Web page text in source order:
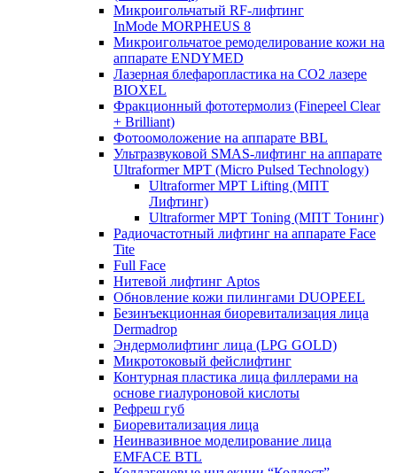
Микроигольчатый RF-лифтинг
InMode MORPHEUS 8
Микроигольчатое ремоделирование кожи на
аппарате ENDYMED
Лазерная блефаропластика на CO2 лазере
BIOXEL
Фракционный фототермолиз (Finepeel Clear
+ Brilliant)
Фотоомоложение на аппарате BBL
Ультразвуковой SMAS-лифтинг на аппарате
Ultraformer MPT (Micro Pulsed Technology)
Ultraformer MPT Lifting (МПТ
Лифтинг)
Ultraformer MPT Toning (МПТ Тонинг)
Радиочастотный лифтинг на аппарате Face
Tite
Full Face
Нитевой лифтинг Aptos
Обновление кожи пилингами DUOPEEL
Безинъекционная биоревитализация лица
Dermadrop
Эндермолифтинг лица (LPG GOLD)
Микротоковый фейслифтинг
Контурная пластика лица филлерами на
основе гиалуроновой кислоты
Рефреш губ
Биоревитализация лица
Неинвазивное моделирование лица
EMFACE BTL